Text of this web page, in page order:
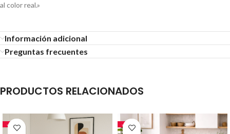
al color real.»
Información adicional
Preguntas frecuentes
PRODUCTOS RELACIONADOS
-24% -18%